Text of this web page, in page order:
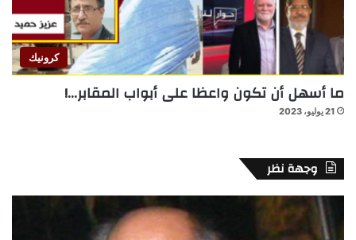
كرونيك
ما أسهل أن تكون واعظا على أبواب المقابر…!
21 يوليو، 2023
وجهة نظر